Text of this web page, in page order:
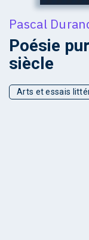
Pascal
Poésie
siècle
Arts et essais